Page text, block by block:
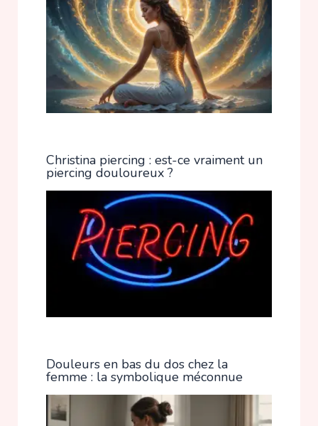
Christina piercing : est-ce vraiment un
piercing douloureux ?
Douleurs en bas du dos chez la
femme : la symbolique méconnue